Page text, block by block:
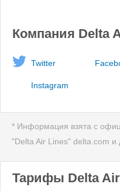
Компания Delta
Twitter
Instagram
* Информация взята с
"Delta Air Lines" delta.com и
Тарифы Delta